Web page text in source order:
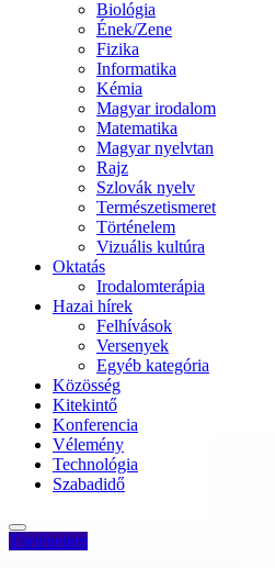
Biológia
Ének/Zene
Fizika
Informatika
Kémia
Magyar irodalom
Matematika
Magyar nyelvtan
Rajz
Szlovák nyelv
Természetismeret
Történelem
Vizuális kultúra
Oktatás
Irodalomterápia
Hazai hírek
Felhívások
Versenyek
Egyéb kategória
Közösség
Kitekintő
Konferencia
Vélemény
Technológia
Szabadidő
Történelem